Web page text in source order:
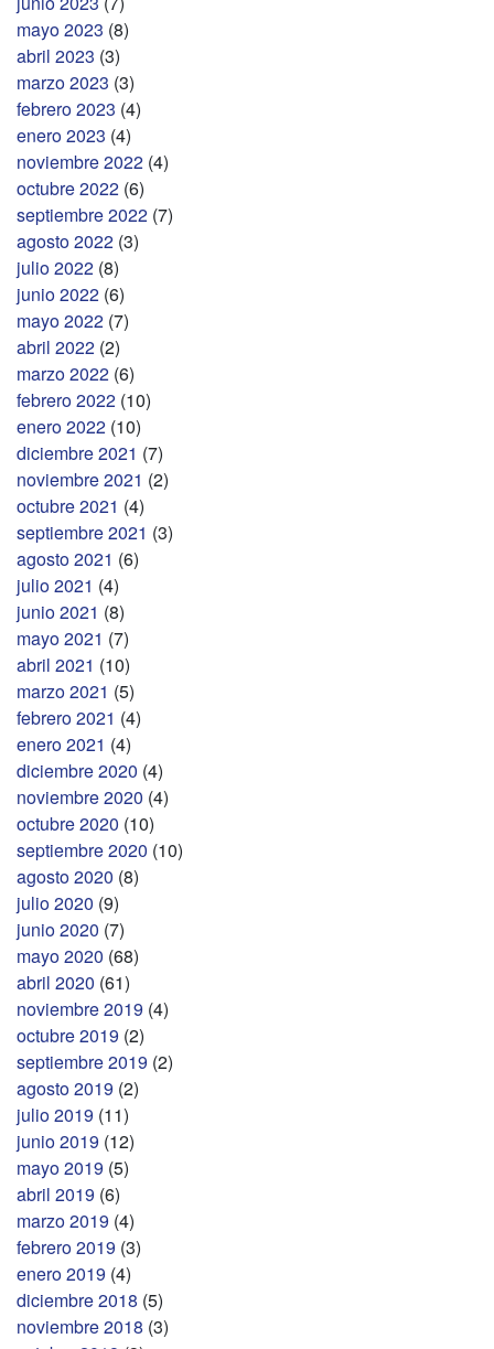
mayo 2023 (8)
abril 2023 (3)
marzo 2023 (3)
febrero 2023 (4)
enero 2023 (4)
noviembre 2022 (4)
octubre 2022 (6)
septiembre 2022 (7)
agosto 2022 (3)
julio 2022 (8)
junio 2022 (6)
mayo 2022 (7)
abril 2022 (2)
marzo 2022 (6)
febrero 2022 (10)
enero 2022 (10)
diciembre 2021 (7)
noviembre 2021 (2)
octubre 2021 (4)
septiembre 2021 (3)
agosto 2021 (6)
julio 2021 (4)
junio 2021 (8)
mayo 2021 (7)
abril 2021 (10)
marzo 2021 (5)
febrero 2021 (4)
enero 2021 (4)
diciembre 2020 (4)
noviembre 2020 (4)
octubre 2020 (10)
septiembre 2020 (10)
agosto 2020 (8)
julio 2020 (9)
junio 2020 (7)
mayo 2020 (68)
abril 2020 (61)
noviembre 2019 (4)
octubre 2019 (2)
septiembre 2019 (2)
agosto 2019 (2)
julio 2019 (11)
junio 2019 (12)
mayo 2019 (5)
abril 2019 (6)
marzo 2019 (4)
febrero 2019 (3)
enero 2019 (4)
diciembre 2018 (5)
noviembre 2018 (3)